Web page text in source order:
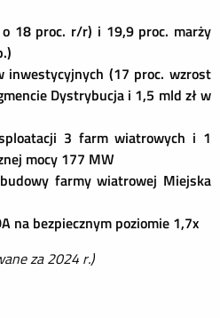
18 proc. r/r) i 19,9 proc. marży
inwestycyjnych (17 proc. wzrost
Dystrybucja i 1,5 mld zł w
3 farm wiatrowych i 1
mocy 177 MW
farmy wiatrowej Miejska
na bezpiecznym poziomie 1,7x
za 2024 r.)